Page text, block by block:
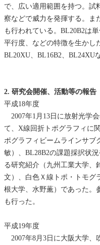
で、広い適用範囲を持つ。試
察などで威力を発揮する。ま
も行われている。BL20B2は
平行度、などの特徴を生かし
BL20XU、BL16B2、BL24XU
2. 研究会開催、活動等の報告
平成18年度
2007年1月13日に放射光学
て、X線回折トポグラフィに
ポグラフィビームラインサブ
敏）、BL28B2の課題採択状
る研究紹介（九州工業大学、
文）、白色Ｘ線トポ・トモグ
根大学、水野薫）であった。
も行った。
平成19年度
2007年8月3日に大阪大学、